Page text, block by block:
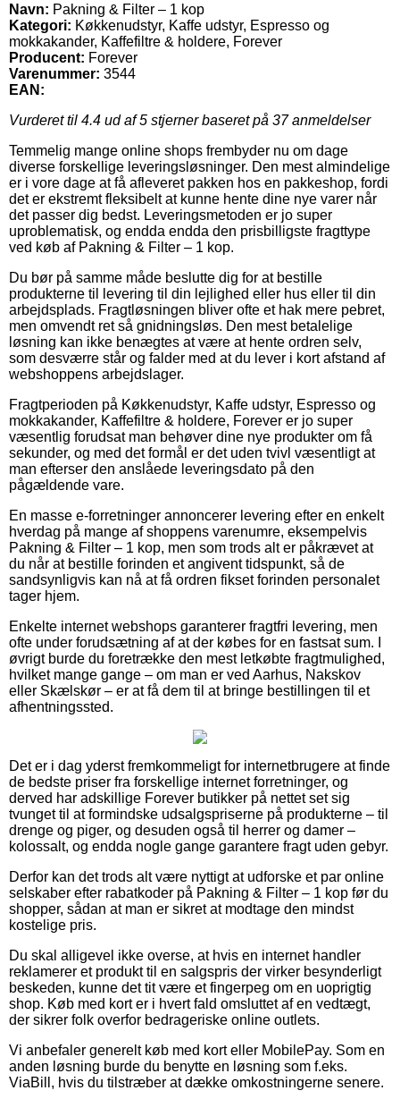
Navn: Pakning & Filter – 1 kop
Kategori: Køkkenudstyr, Kaffe udstyr, Espresso og
mokkakander, Kaffefiltre & holdere, Forever
Producent: Forever
Varenummer: 3544
EAN:
Vurderet til 4.4 ud af 5 stjerner baseret på 37anmeldelser
Temmelig mange online shops frembyder nu om dage
diverse forskellige leveringsløsninger. Den mest almindelige
er i vore dage at få afleveret pakken hos en pakkeshop, fordi
det er ekstremt fleksibelt at kunne hente dine nye varer når
det passer dig bedst. Leveringsmetoden er jo super
uproblematisk, og endda endda den prisbilligste fragttype
ved køb af Pakning & Filter – 1 kop.
Du bør på samme måde beslutte dig for at bestille
produkterne til levering til din lejlighed eller hus eller til din
arbejdsplads. Fragtløsningen bliver ofte et hak mere pebret,
men omvendt ret så gnidningsløs. Den mest betalelige
løsning kan ikke benægtes at være at hente ordren selv,
som desværre står og falder med at du lever i kort afstand af
webshoppens arbejdslager.
Fragtperioden på Køkkenudstyr, Kaffe udstyr, Espresso og
mokkakander, Kaffefiltre & holdere, Forever er jo super
væsentlig forudsat man behøver dine nye produkter om få
sekunder, og med det formål er det uden tvivl væsentligt at
man efterser den anslåede leveringsdato på den
pågældende vare.
En masse e-forretninger annoncerer levering efter en enkelt
hverdag på mange af shoppens varenumre, eksempelvis
Pakning & Filter – 1 kop, men som trods alt er påkrævet at
du når at bestille forinden et angivent tidspunkt, så de
sandsynligvis kan nå at få ordren fikset forinden personalet
tager hjem.
Enkelte internet webshops garanterer fragtfri levering, men
ofte under forudsætning af at der købes for en fastsat sum. I
øvrigt burde du foretrække den mest letkøbte fragtmulighed,
hvilket mange gange – om man er ved Aarhus, Nakskov
eller Skælskør – er at få dem til at bringe bestillingen til et
afhentningssted.
Det er i dag yderst fremkommeligt for internetbrugere at finde
de bedste priser fra forskellige internet forretninger, og
derved har adskillige Forever butikker på nettet set sig
tvunget til at formindske udsalgspriserne på produkterne – til
drenge og piger, og desuden også til herrer og damer –
kolossalt, og endda nogle gange garantere fragt uden gebyr.
Derfor kan det trods alt være nyttigt at udforske et par online
selskaber efter rabatkoder på Pakning & Filter – 1 kop før du
shopper, sådan at man er sikret at modtage den mindst
kostelige pris.
Du skal alligevel ikke overse, at hvis en internet handler
reklamerer et produkt til en salgspris der virker besynderligt
beskeden, kunne det tit være et fingerpeg om en uoprigtig
shop. Køb med kort er i hvert fald omsluttet af en vedtægt,
der sikrer folk overfor bedrageriske online outlets.
Vi anbefaler generelt køb med kort eller MobilePay. Som en
anden løsning burde du benytte en løsning som f.eks.
ViaBill, hvis du tilstræber at dække omkostningerne senere.